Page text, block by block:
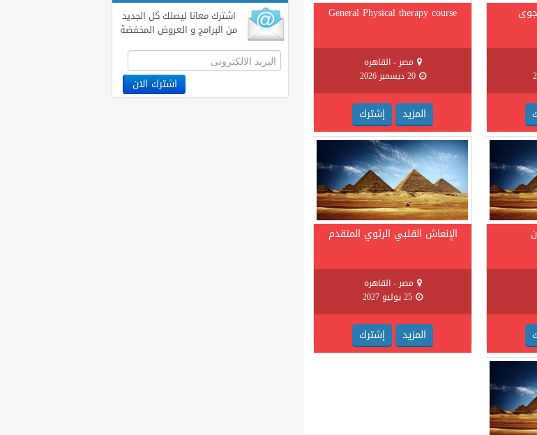
General Physical therapy course
مصر - القاهره
20 ديسمبر 2026
المزيد إشترك
الإنعاش القلبي الرئوي المتقدم
مصر - القاهره
25 يوليو 2027
المزيد إشترك
اشترك معانا ليصلك كل الجديد
من البرامج و العروض المخفضة